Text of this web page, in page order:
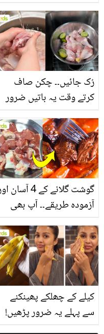
بنانے کے چند قدرتی
رُک جائیں۔۔ چکن صاف
کرتے وقت یہ باتیں ضرور
گوشت گلانے کے 4
آزمودہ طریقے۔۔ آپ بھی
بتائے راز
کیلے کے چھلکے پھینکنے
سے پہلے یہ ضرور پڑھیں!